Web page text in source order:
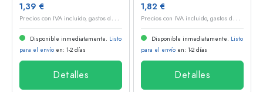
1,39 €
P
recios con IVA incluido, gastos de envío excluidos
Disponible inmediatamente. Listo
para el envío en: 1-2 días
Detalles
1,82 €
P
recios con IVA incluido, gastos de envío excluidos
Disponible inmediatamente. Listo
para el envío en: 1-2 días
Detalles